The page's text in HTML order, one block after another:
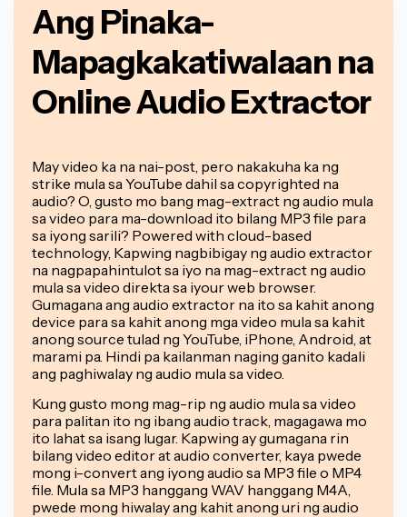
Ang Pinaka-
Mapagkakatiwalaan na
Online Audio Extractor
May video ka na nai-post, pero nakakuha ka ng
strike mula sa YouTube dahil sa copyrighted na
audio? O, gusto mo bang mag-extract ng audio mula
sa video para ma-download ito bilang MP3 file para
sa iyong sarili? Powered with cloud-based
technology, Kapwing nagbibigay ng audio extractor
na nagpapahintulot sa iyo na mag-extract ng audio
mula sa video direkta sa iyour web browser.
Gumagana ang audio extractor na ito sa kahit anong
device para sa kahit anong mga video mula sa kahit
anong source tulad ng YouTube, iPhone, Android, at
marami pa. Hindi pa kailanman naging ganito kadali
ang paghiwalay ng audio mula sa video.
Kung gusto mong mag-rip ng audio mula sa video
para palitan ito ng ibang audio track, magagawa mo
ito lahat sa isang lugar. Kapwing ay gumagana rin
bilang video editor at audio converter, kaya pwede
mong i-convert ang iyong audio sa MP3 file o MP4
file. Mula sa MP3 hanggang WAV hanggang M4A,
pwede mong hiwalay ang kahit anong uri ng audio